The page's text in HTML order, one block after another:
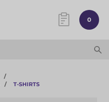
0
T-SHIRTS